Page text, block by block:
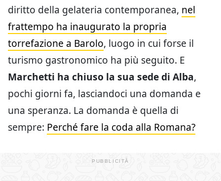
diritto della gelateria contemporanea, nel
frattempo ha inaugurato la propria
torrefazione a Barolo, luogo in cui forse il
turismo gastronomico ha più seguito. E
Marchetti ha chiuso la sua sede di Alba,
pochi giorni fa, lasciandoci una domanda e
una speranza. La domanda è quella di
sempre: Perché fare la coda alla Romana?